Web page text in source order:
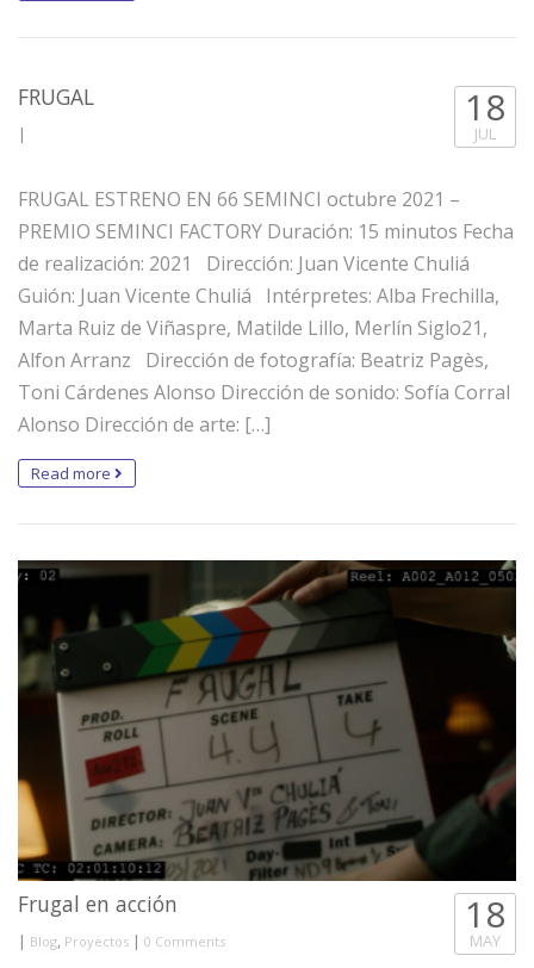
FRUGAL
|
18
JUL
FRUGAL ESTRENO EN 66 SEMINCI octubre 2021 –
PREMIO SEMINCI FACTORY Duración: 15 minutos Fecha
de realización: 2021 Dirección: Juan Vicente Chuliá
Guión: Juan Vicente Chuliá Intérpretes: Alba Frechilla,
Marta Ruiz de Viñaspre, Matilde Lillo, Merlín Siglo21,
Alfon Arranz Dirección de fotografía: Beatriz Pagès,
Toni Cárdenes Alonso Dirección de sonido: Sofía Corral
Alonso Dirección de arte: […]
Read more
Frugal en acción
| Blog, Proyectos | 0 Comments
18
MAY